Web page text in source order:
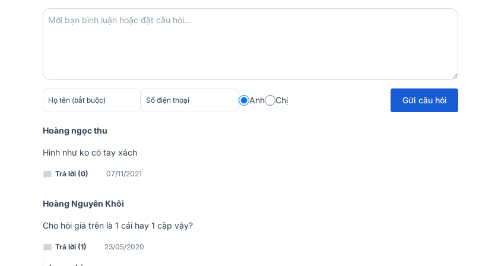
đồng thời mang đến cho loa sub hơi JBL CV18S sự bền bỉ, dẻo dai trong suốt thời gian sử dụng.
ứng tần số thấp vượt trội nên loa sub JBL CV18S cung cấp những dải trầm căng đầy, sống động
khi trình diễn những bản nhạc dance và cũng không thiếu đi sự sâu lắng và mềm mại với thể loại
Anh Chị Gửi câu hỏi
Hoàng ngọc thu
Hình như ko có tay xách
Trả lời (0) 07/11/2021
Hoàng Nguyên Khôi
Cho hỏi giá trên là 1 cái hay 1 cặp vậy?
Trả lời (1) 23/05/2020